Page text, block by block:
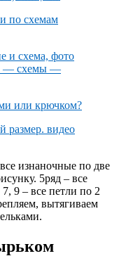
изнаночные по две
5ряд – все
9 – все петли по 2
вытягиваем